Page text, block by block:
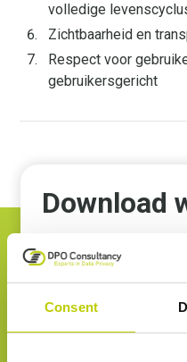
Consent
volledige
Zichtbaarheid en
Respect voor
gebruikersgericht
Download
Voor- en achternaam*